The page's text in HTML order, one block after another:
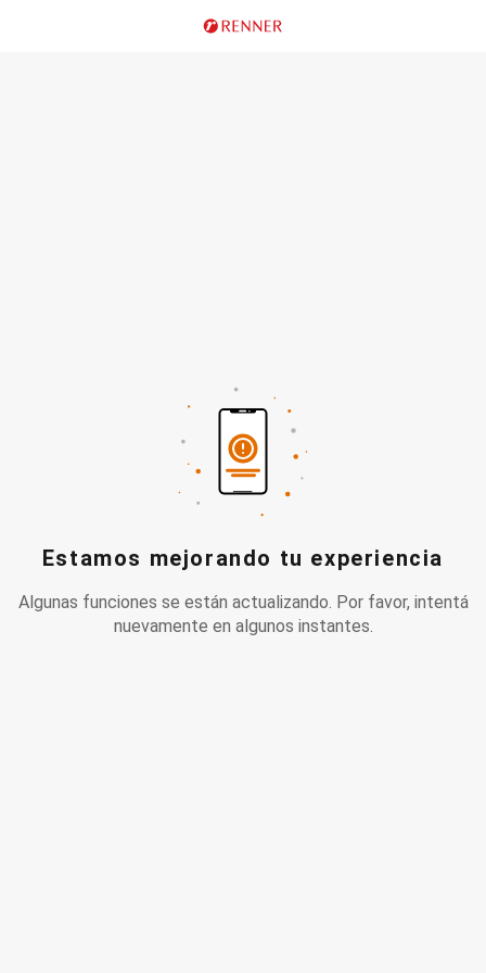
Estamos mejorando tu experiencia
Algunas funciones se están actualizando. Por favor, intentá
nuevamente en algunos instantes.